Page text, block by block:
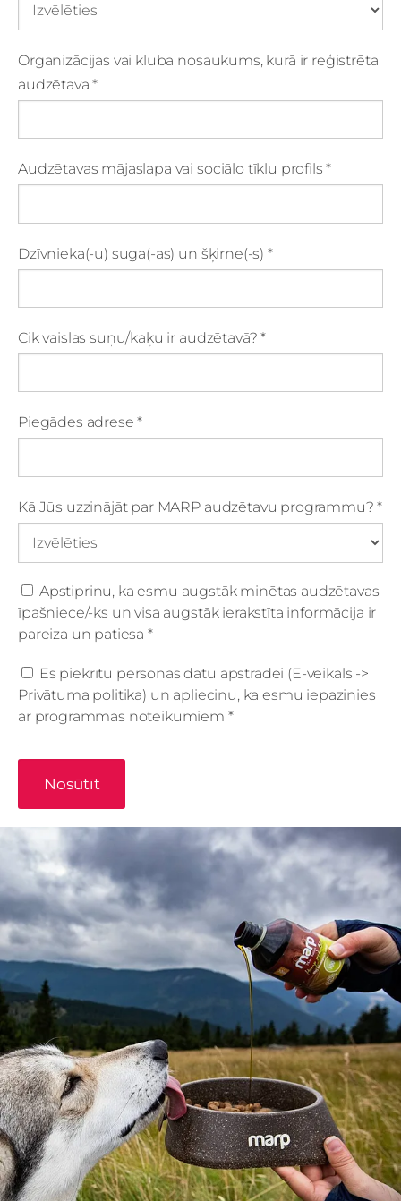
Organizācijas vai kluba nosaukums, kurā ir reģistrēta
audzētava*
Audzētavas mājaslapa vai sociālo tīklu profils*
Dzīvnieka(-u) suga(-as) un šķirne(-s) *
Cik vaislas suņu/kaķu ir audzētavā?*
Piegādes adrese*
Kā Jūs uzzinājāt par MARP audzētavu programmu?*
Apstiprinu, ka esmu augstāk minētas audzētavas
īpašniece/-ks un visa augstāk ierakstīta informācija ir
pareiza un patiesa *
Es piekrītu personas datu apstrādei (E-veikals ->
Privātuma politika) un apliecinu, ka esmu iepazinies
ar programmas noteikumiem *